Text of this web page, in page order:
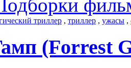
триллер , триллер , ужасы ,
(Forrest